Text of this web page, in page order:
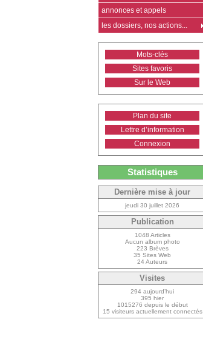
annonces et appels
les dossiers, nos actions...
Mots-clés
Sites favoris
Sur le Web
Plan du site
Lettre d’information
Connexion
Statistiques
Dernière mise à jour
jeudi 30 juillet 2026
Publication
1048 Articles
Aucun album photo
223 Brèves
35 Sites Web
24 Auteurs
Visites
294 aujourd’hui
395 hier
1015276 depuis le début
15 visiteurs actuellement connectés